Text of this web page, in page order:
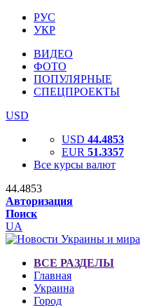
РУС
УКР
ВИДЕО
ФОТО
ПОПУЛЯРНЫЕ
СПЕЦПРОЕКТЫ
USD
USD 44.4853
EUR 51.3357
Все курсы валют
44.4853
Авторизация
Поиск
UA
ВСЕ РАЗДЕЛЫ
Главная
Украина
Город